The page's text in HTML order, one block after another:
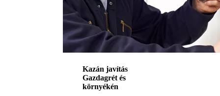
Kazán javítás
Gazdagrét és
környékén